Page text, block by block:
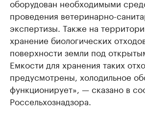
оборудован необходимыми
проведения ветеринарно-
экспертизы. Также на
хранение биологических
поверхности земли под
Емкости для хранения таких
предусмотрены, холодильное
функционирует», — сказано в
Россельхознадзора.